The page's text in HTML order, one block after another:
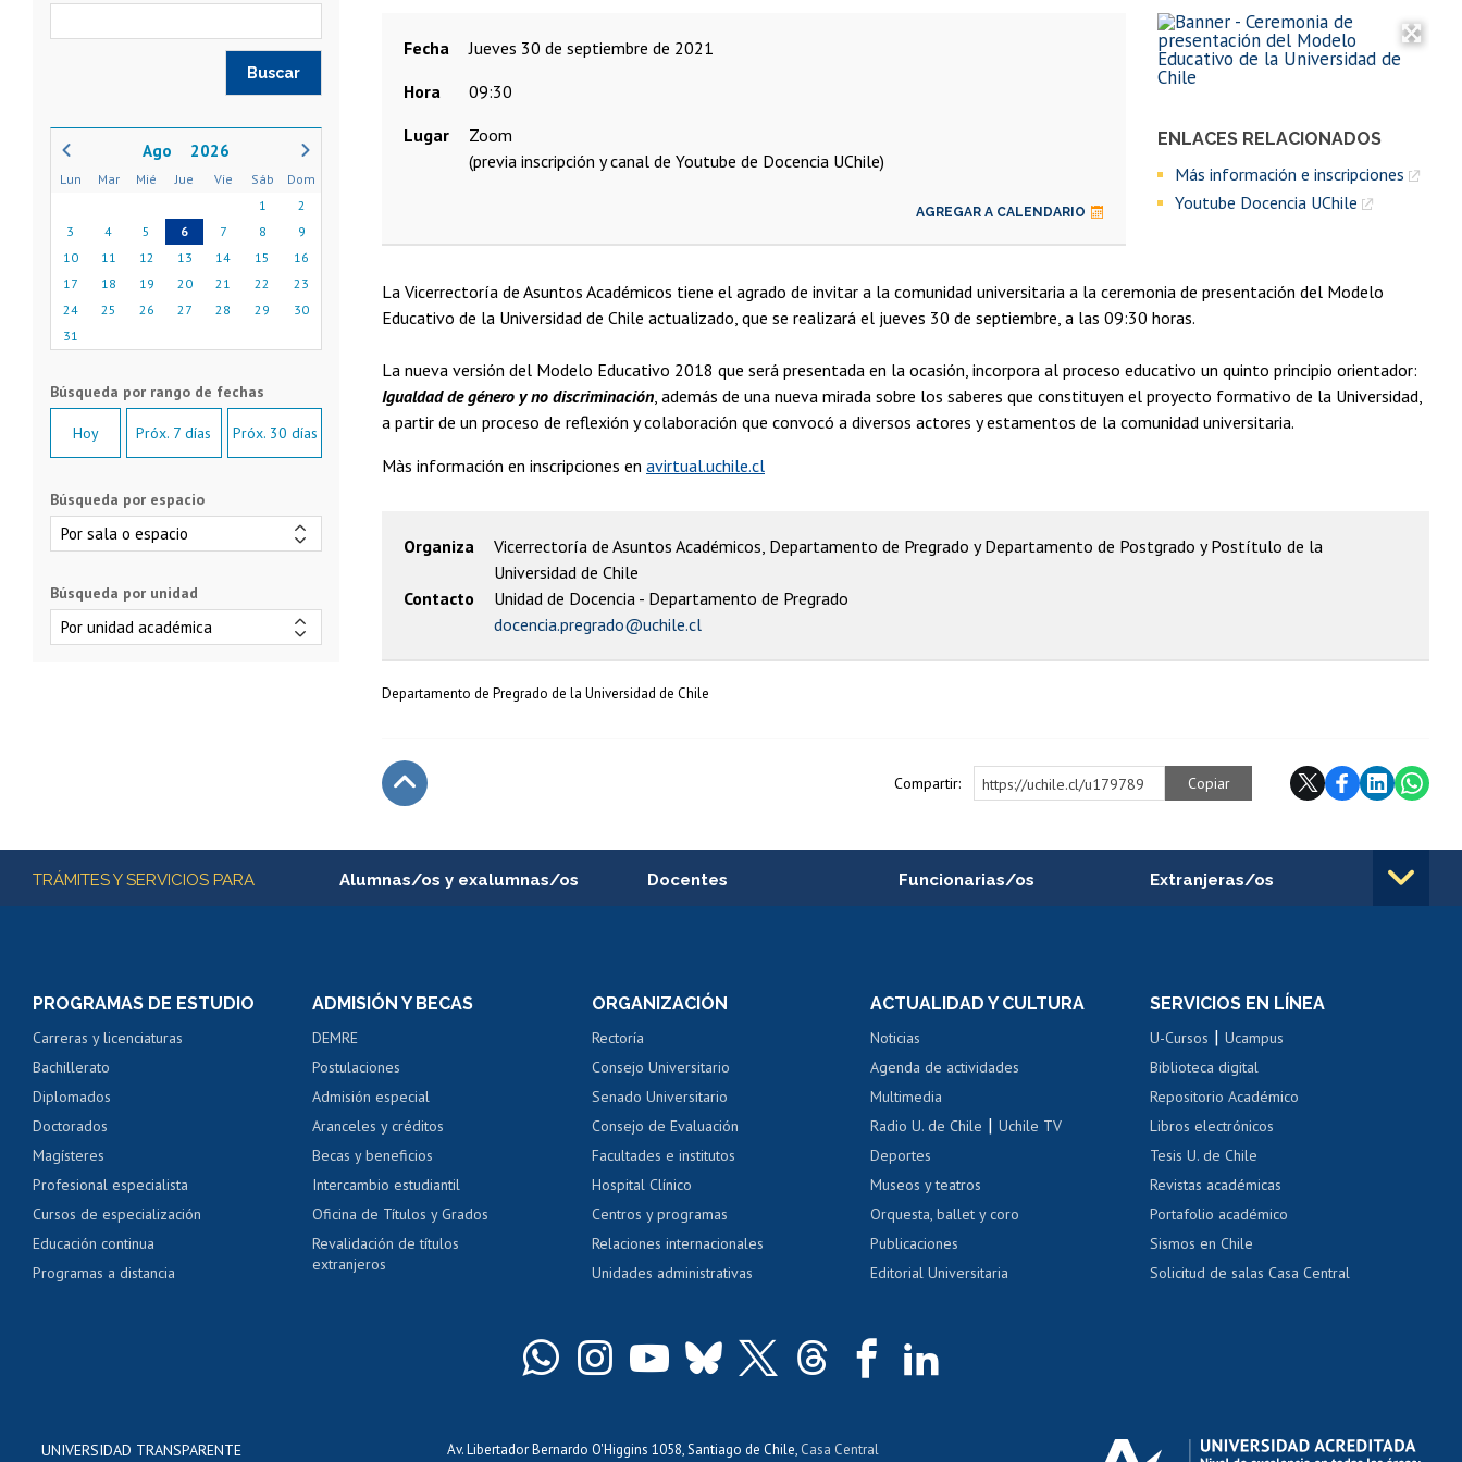
ENLACES RELACIONADOS
Más información e inscripciones
Youtube Docencia UChile
Fecha
jueves 30 de septiembre de 2021
Hora
09:30
Lugar
Zoom
(previa inscripción y canal de Youtube de Docencia UChile)
AGREGAR A CALENDARIO
La Vicerrectoría de Asuntos Académicos tiene el agrado de invitar a la comunidad universitaria a la ceremonia de presentación del Modelo
Educativo de la Universidad de Chile actualizado, que se realizará el jueves 30 de septiembre, a las 09:30 horas.
La nueva versión del Modelo Educativo 2018 que será presentada en la ocasión, incorpora al proceso educativo un quinto principio orientador:
Igualdad de género y no discriminación , además de una nueva mirada sobre los saberes que constituyen el proyecto formativo de la Universidad,
a partir de un proceso de reflexión y colaboración que convocó a diversos actores y estamentos de la comunidad universitaria.
Màs información en inscripciones en avirtual.uchile.cl
Organiza
Vicerrectoría de Asuntos Académicos, Departamento de Pregrado y Departamento de Postgrado y Postítulo de la
Universidad de Chile
Contacto
Unidad de Docencia - Departamento de Pregrado
docencia.pregrado@uchile.cl
Departamento de Pregrado de la Universidad de Chile
Compartir: https://uchile.cl/u179789 Copiar
2026
Lun Mar Mié Jue Vie Sáb
Dom
1
2
3
4 5 6 7 8
9
10
11 12 13 14 15
16
17
18 19 20 21 22
23
24
25 26 27 28 29
30
31
Hoy Próx. 7 días Próx. 30 días
Búsqueda por espacio
Búsqueda por unidad
Más información
TRÁMITES Y SERVICIOS PARA Alumnas/os y exalumnas/os
Consulta y certificado de notas
Servicio médico y dental
Pago de arancel y crédito alumnos
Pago de arancel y crédito exalumnos
Certificado de títulos y grados
Docentes
Perfeccionamiento
Evaluación docente
Calificación académica
Postulación al AUCAI
Funcionarias/os
Portal de movilidad interna
Certificado de renta
Certificado de renta
Gestión de correo uchile
Extranjeras/os
Movilidad Estudiantil
Cursos de español
Acoso laboral, sexual y violencia
PROGRAMAS DE ESTUDIO
Carreras y licenciaturas
Bachillerato
Diplomados
Doctorados
Magísteres
Profesional especialista
Cursos de especialización
Educación continua
Programas a distancia
ADMISIÓN Y BECAS
DEMRE
Postulaciones
Admisión especial
Aranceles y créditos
Becas y beneficios
Intercambio estudiantil
Oficina de Títulos y Grados
Revalidación de títulos
extranjeros
ORGANIZACIÓN
Rectoría
Consejo Universitario
Senado Universitario
Consejo de Evaluación
Facultades e institutos
Hospital Clínico
Centros y programas
Relaciones internacionales
Unidades administrativas
ACTUALIDAD Y CULTURA
Noticias
Agenda de actividades
Multimedia
Radio U. de Chile |Uchile TV
Deportes
Museos y teatros
Orquesta, ballet y coro
Publicaciones
Editorial Universitaria
SERVICIOS EN LÍNEA
U-Cursos |Ucampus
Biblioteca digital
Repositorio Académico
Libros electrónicos
Tesis U. de Chile
Revistas académicas
Portafolio académico
Sismos en Chile
Solicitud de salas Casa Central
UNIVERSIDAD TRANSPARENTE Av. Libertador Bernardo O'Higgins 1058, Santiago de Chile, Casa Central